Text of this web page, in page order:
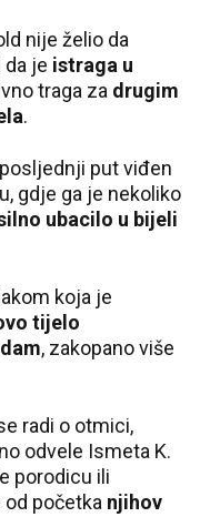
nije želio da
da je istraga u
traga za drugim
.
put viđen
gdje ga je nekoliko
ubacilo u bijeli
koja je
tijelo
, zakopano više
radi o otmici,
odvele Ismeta K.
porodicu ili
početka njihov